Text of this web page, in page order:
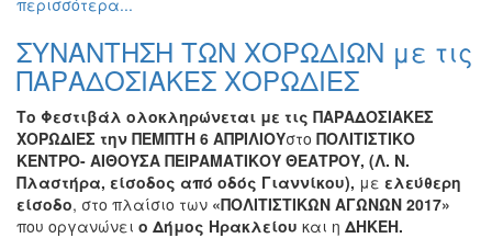
ΣΥΝΑΝΤΗΣΗ ΤΩΝ ΧΟΡΩΔΙΩΝ με τις
ΠΑΡΑΔΟΣΙΑΚΕΣ ΧΟΡΩΔΙΕΣ
Το Φεστιβάλ ολοκληρώνεται με τις ΠΑΡΑΔΟΣΙΑΚΕΣ
ΧΟΡΩΔΙΕΣ την ΠΕΜΠΤΗ 6 ΑΠΡΙΛΙΟΥστο ΠΟΛΙΤΙΣΤΙΚΟ
ΚΕΝΤΡΟ- ΑΙΘΟΥΣΑ ΠΕΙΡΑΜΑΤΙΚΟΥ ΘΕΑΤΡΟΥ, (Λ. Ν.
Πλαστήρα, είσοδος από οδός Γιαννίκου), με ελεύθερη
είσοδο, στο πλαίσιο των «ΠΟΛΙΤΙΣΤΙΚΩΝ ΑΓΩΝΩΝ 2017»
που οργανώνει ο Δήμος Ηρακλείου και η ΔΗΚΕΗ.